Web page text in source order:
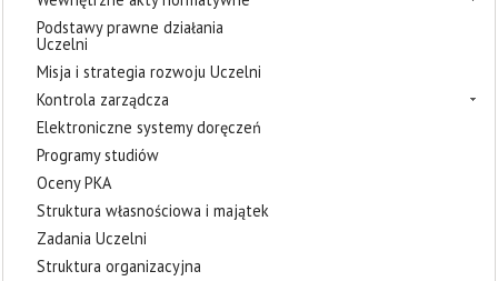
Podstawy prawne działania
Uczelni
Misja i strategia rozwoju Uczelni
Kontrola zarządcza
Elektroniczne systemy doręczeń
Programy studiów
Oceny PKA
Struktura własnościowa i majątek
Zadania Uczelni
Struktura organizacyjna